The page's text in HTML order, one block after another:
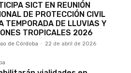
SICT EN REUNIÓN
DE PROTECCIÓN CIVIL
TEMPORADA DE LLUVIAS Y
TROPICALES 2026
de Córdoba - 22 de abril de 2026